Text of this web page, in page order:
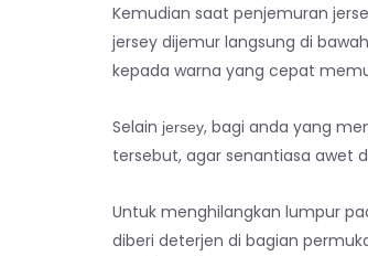
Kemudian saat penjemuran
jersey dijemur langsung di
kepada warna yang cepat
Selain jersey, bagi anda yang
tersebut, agar senantiasa awet
Untuk menghilangkan lumpur
diberi deterjen di bagian